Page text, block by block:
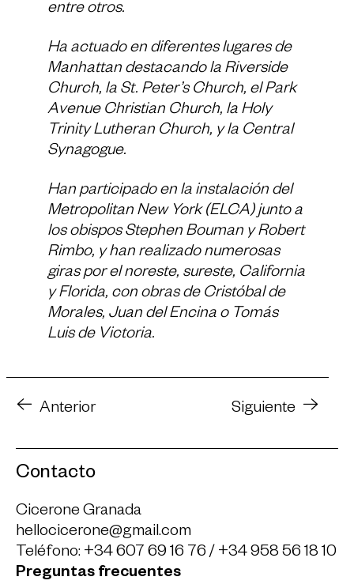
entre otros.
Ha actuado en diferentes lugares de
Manhattan destacando la Riverside
Church, la St. Peter’s Church, el Park
Avenue Christian Church, la Holy
Trinity Lutheran Church, y la Central
Synagogue.
Han participado en la instalación del
Metropolitan New York (ELCA) junto a
los obispos Stephen Bouman y Robert
Rimbo, y han realizado numerosas
giras por el noreste, sureste, California
y Florida, con obras de Cristóbal de
Morales, Juan del Encina o Tomás
Luis de Victoria.
Anterior Siguiente
Contacto
Cicerone Granada
hellocicerone@gmail.com
Teléfono: +34 607 69 16 76/ +34 958 56 18 10
Preguntas frecuentes